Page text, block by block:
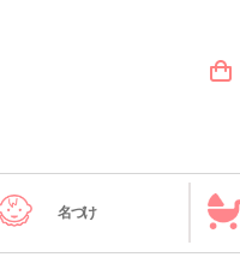
名づけ